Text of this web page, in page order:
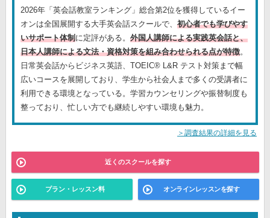
2026年「英会話教室ランキング」総合第2位を獲得しているイー
オンは全国展開する大手英会話スクールで、 初心者でも学びやす
いサポート体制 に定評がある。 外国人講師による実践英会話と、
日本人講師による文法・資格対策を組み合わせられる点が特徴。
日常英会話からビジネス英語、TOEIC® L&R テスト対策まで幅
広いコースを展開しており、学生から社会人まで多くの受講者に
利用できる環境となっている。学習カウンセリングや振替制度も
整っており、忙しい方でも継続しやすい環境も魅力。
＞調査結果の詳細を見る
近くのスクールを探す
プラン・レッスン料 オンラインレッスンを探す